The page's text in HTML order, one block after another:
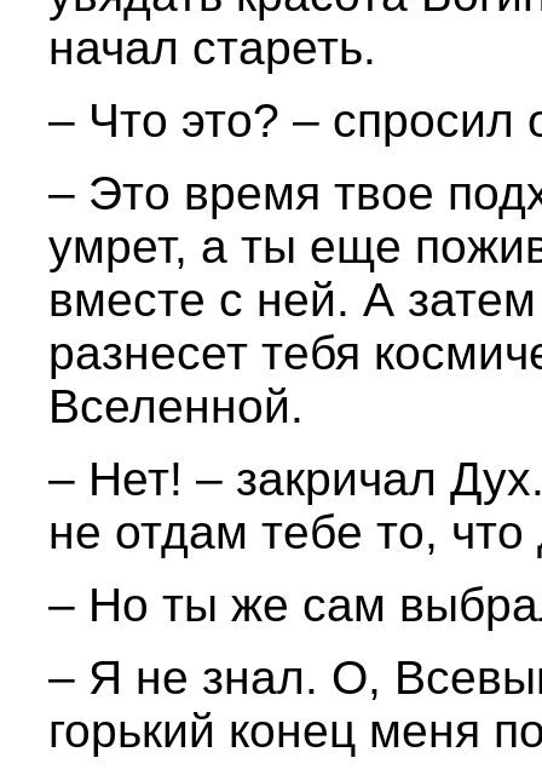
начал стареть.
– Что это? –
– Это время твое
умрет, а ты еще
вместе с ней. А
разнесет тебя
Вселенной.
– Нет! – закричал
не отдам тебе то,
– Но ты же сам
– Я не знал. О,
горький конец меня